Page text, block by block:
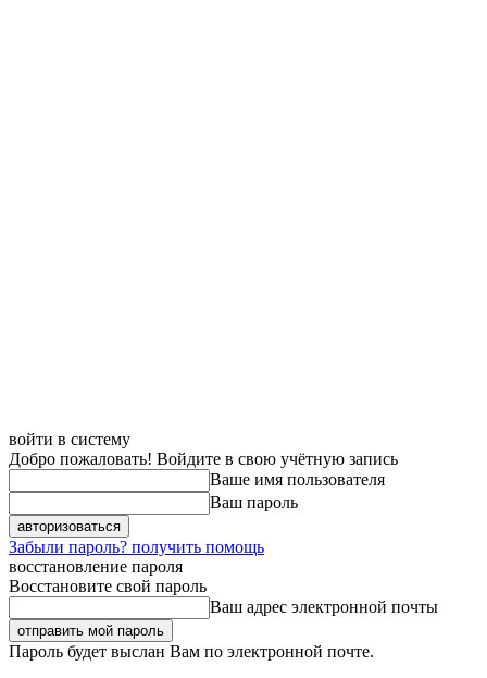
войти в систему
Добро пожаловать! Войдите в свою учётную запись
Ваше имя пользователя
Ваш пароль
Забыли пароль? получить помощь
восстановление пароля
Восстановите свой пароль
Ваш адрес электронной почты
Пароль будет выслан Вам по электронной почте.